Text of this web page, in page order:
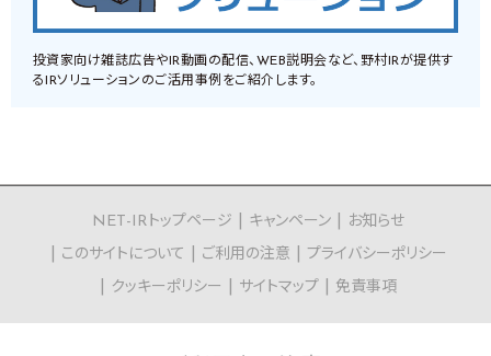
投資家向け雑誌広告やIR動画の配信、WEB説明会など、野村IRが提供す
るIRソリューションのご活用事例をご紹介します。
NET-IRトップページ キャンペーン
お知らせ
このサイトについて
ご利用の注意
プライバシーポリシー
クッキーポリシー
サイトマップ 免責事項